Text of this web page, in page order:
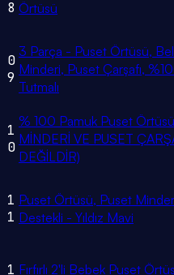
8 Örtüsü
0
9
3 Parça - Puset Örtüsü,
Minderi, Puset Çarşafı,
Tutmalı
1
0
% 100 Pamuk Puset
MİNDERİ VE PUSET
DEĞİLDİR)
1
1
Puset Örtüsü, Puset
Destekli - Yıldız Mavi
1 Fırfırlı 2'li Bebek Puset